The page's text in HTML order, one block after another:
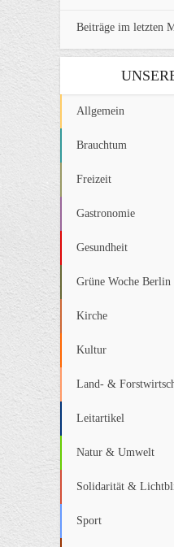
Beiträge im letzten
Allgemein
Brauchtum
Freizeit
Gastronomie
Gesundheit
Grüne Woche Berlin
Kirche
Kultur
Land- &
Leitartikel
Natur & Umwelt
Solidarität &
Sport